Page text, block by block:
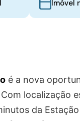
Imóvel
é a nova
localização
da